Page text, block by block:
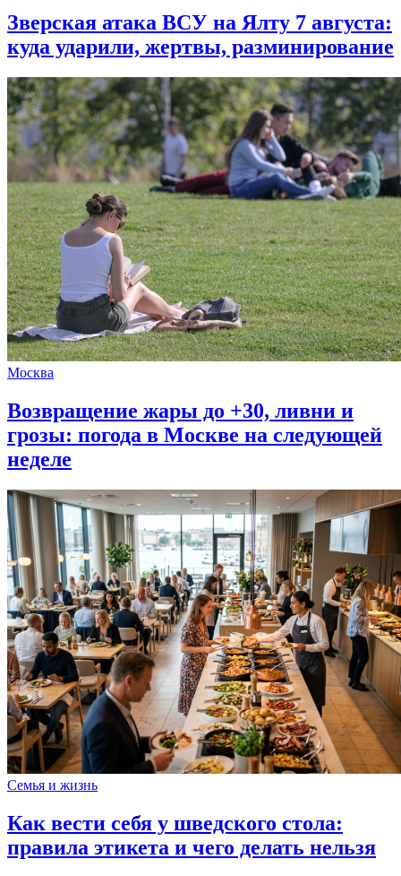
Зверская атака ВСУ на Ялту 7 августа:
куда ударили, жертвы, разминирование
Москва
Возвращение жары до +30, ливни и
грозы: погода в Москве на следующей
неделе
Семья и жизнь
Как вести себя у шведского стола:
правила этикета и чего делать нельзя